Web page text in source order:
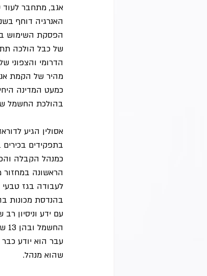
אגב, מתחבר לעוד
האנרגיה דוחף
של כבל הולכה
הדרומי והצפוני
מהיר של הקמת
כמעט המדינה
בהולכת החשמל
אסולין הגיע
בתפקידים
כמנהל הקבלה
לעבודה בגז טבעי
בהנדסת מכונות
עבר הוא יודע
שהוא מנהל.